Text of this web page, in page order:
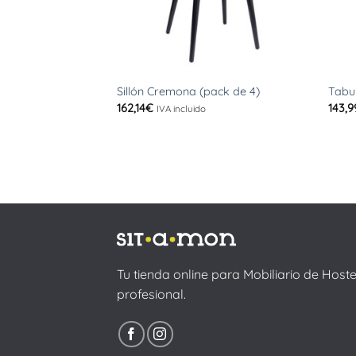
Sillón Cremona (pack de 4)
162,14€ IVA incluido
Tu tienda online para Mobiliario de
profesional.